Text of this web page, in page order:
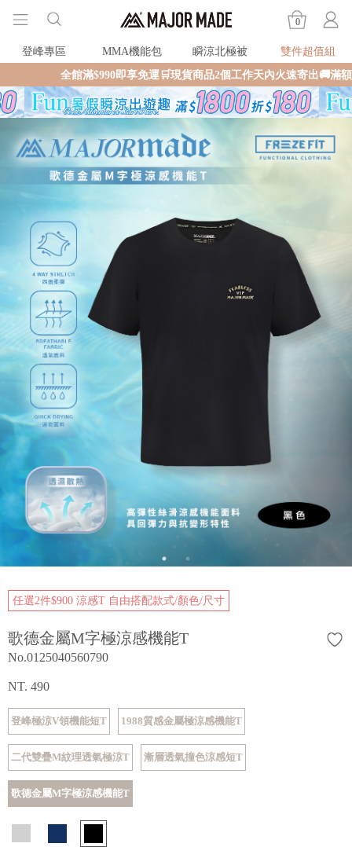
0
登峰專區 MMA機能包 瞬涼北極被
雙件超值組
滿$990即享免運🛒現貨商品2個工作天內火速寄出🚚滿額再送限量好禮
任選2件$900 涼感T 自由搭配款式/顏色/尺寸
歌德金屬M字極涼感機能T
No.0125040560790
NT. 490
登峰極涼V領機能短T 1988質感金屬極涼感機能T
二代雙疊M紋理透氣極涼T 漸層透氣撞色涼感短T
歌德金屬M字極涼感機能T